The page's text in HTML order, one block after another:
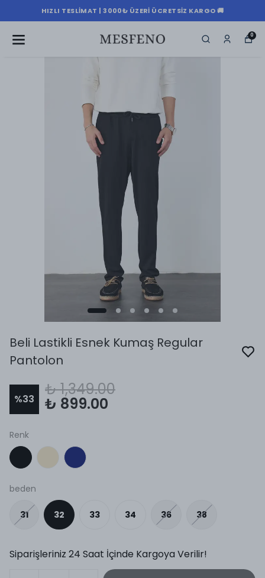
HIZLI TESLIMAT | 3000₺ ÜZERI ÜCRETSIZ KARGO 🚚
0
Beli Lastikli Esnek Kumaş Regular
Pantolon
%33
₺ 1,349.00
₺ 899.00
Renk
beden
31 32 33 34 36 38
Siparişleriniz 24 Saat İçinde Kargoya Verilir!